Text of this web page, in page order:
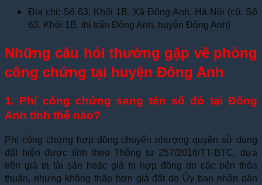
Địa chỉ: Số 63, Khối 1B, Xã Đông Anh, Hà Nội (cũ: Số
63, Khối 1B, thị trấn Đông Anh, huyện Đông Anh)
Những câu hỏi thường gặp về phòng
công chứng tại huyện Đông Anh
1. Phí công chứng sang tên sổ đỏ tại Đông
Anh tính thế nào?
Phí công chứng hợp đồng chuyển nhượng quyền sử dụng
đất hiện được tính theo Thông tư 257/2016/TT-BTC, dựa
trên giá trị tài sản hoặc giá trị hợp đồng do các bên thỏa
thuận, nhưng không thấp hơn giá đất do Ủy ban nhân dân